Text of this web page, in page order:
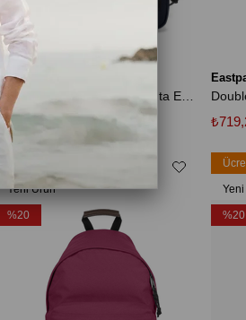
Eastpak
Buddy Ultra Marine Mini Çanta Ek000724l831
₺1.519,20 ₺1.899,00
Yeni Ürün
%20 %20